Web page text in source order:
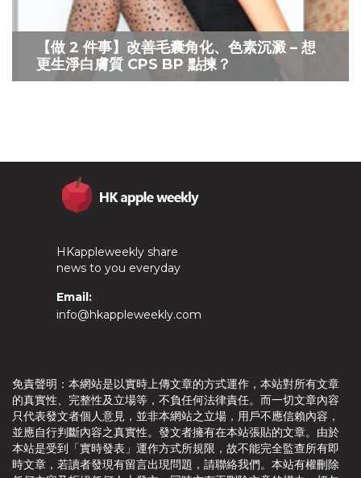
【做 2 件事】改善毛囊角化、色素沉澱 – 想
更生淨白膚質 CPS BP 點揀？
HKappleweekly share
news to you everyday
Email:
info@hkappleweekly.com
免責聲明：本網站是以實時上傳文章的方式運作，本站對所有文章
的真實性、完整性及立場等，不負任何法律責任。而一切文章內容
只代表發文者個人意見，並非本網站之立場，用戶不應信賴內容，
並應自行判斷內容之真實性。發文者擁有在本站張貼的文章。由於
本站是受到「實時發表」運作方式所規限，故不能完全監查所有即
時文章，若讀者發現有留言出現問題，請聯絡我們。本站有權刪除